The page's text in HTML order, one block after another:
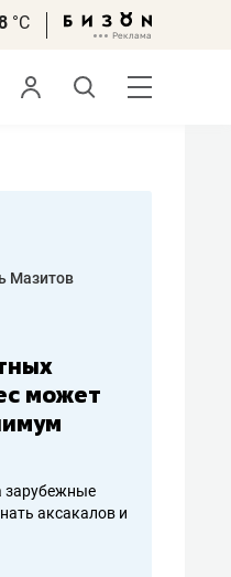
°С
Мазитов
может
зарубежные
аксакалов и